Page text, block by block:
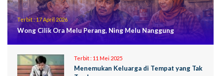
Terbit :17 April 2026
Wong Cilik Ora Melu Perang, Ning Melu Nanggung
Terbit : 11 Mei 2025
Menemukan Keluarga di Tempat yang Tak